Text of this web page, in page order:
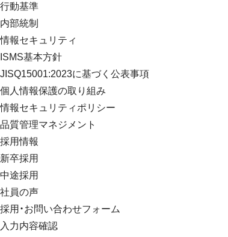
行動基準
内部統制
情報セキュリティ
ISMS基本方針
JISQ15001:2023に基づく公表事項
個人情報保護の取り組み
情報セキュリティポリシー
品質管理マネジメント
採用情報
新卒採用
中途採用
社員の声
採用・お問い合わせフォーム
入力内容確認